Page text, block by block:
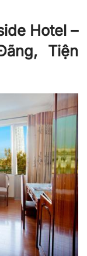
Hotel –
Tiện